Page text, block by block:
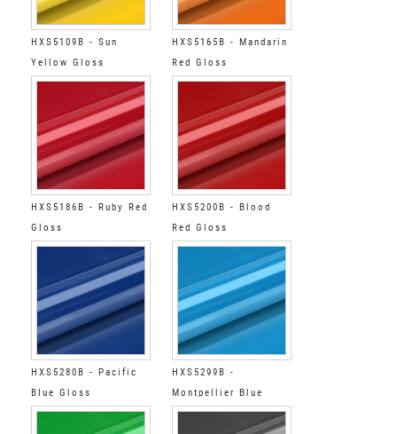
HXS5109B - Sun
Yellow Gloss
HXS5165B - Mandarin
Red Gloss
HXS5186B - Ruby Red
Gloss
HXS5200B - Blood
Red Gloss
HXS5280B - Pacific
Blue Gloss
HXS5299B -
Montpellier Blue
Gloss